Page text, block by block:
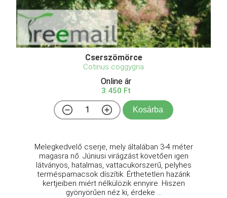
Cserszömörce
Cotinus coggygria
Online ár
3 450 Ft
Kosárba
Melegkedvelő cserje, mely általában 3-4 méter
magasra nő. Júniusi virágzást követően igen
látványos, hatalmas, vattacukorszerű, pelyhes
terméspamacsok díszítik. Érthetetlen hazánk
kertjeiben miért nélkülözik ennyire. Hiszen
gyönyörűen néz ki, érdeke ...